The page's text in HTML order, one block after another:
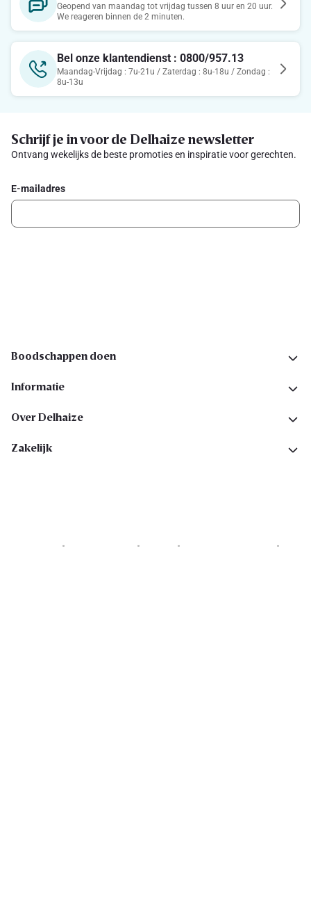
Geopend van maandag tot vrijdag tussen 8 uur en 20 uur.
We reageren binnen de 2 minuten.
Bel onze klantendienst : 0800/957.13
Maandag-Vrijdag : 7u-21u / Zaterdag : 8u-18u / Zondag :
8u-13u
Schrijf je in voor de Delhaize newsletter
Ontvang wekelijks de beste promoties en inspiratie voor gerechten.
E-mailadres
Boodschappen doen
Informatie
Over Delhaize
Zakelijk